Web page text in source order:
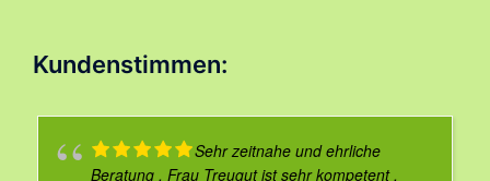
Kundenstimmen:
Sehr zeitnahe und ehrliche
Beratung . Frau Treugut ist sehr kompetent ,